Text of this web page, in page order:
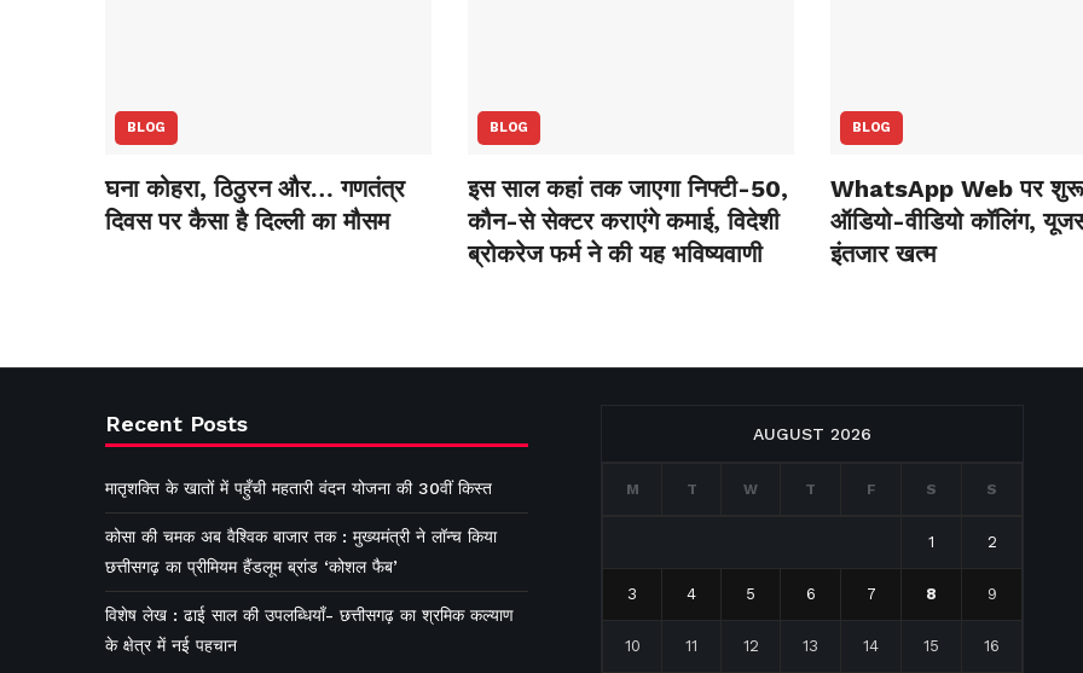
BLOG
घना कोहरा, ठिठुरन और… गणतंत्र
दिवस पर कैसा है दिल्ली का मौसम
BLOG
इस साल कहां तक जाएगा निफ्टी-50,
कौन-से सेक्‍टर कराएंगे कमाई, विदेशी
ब्रोकरेज फर्म ने की यह भविष्‍यवाणी
BLOG
WhatsApp Web पर
ऑडियो-वीडियो कॉलिंग,
इंतजार खत्म
Recent Posts
मातृशक्ति के खातों में पहुँची महतारी वंदन योजना की 30वीं किस्त
कोसा की चमक अब वैश्विक बाजार तक : मुख्यमंत्री ने लॉन्च किया
छत्तीसगढ़ का प्रीमियम हैंडलूम ब्रांड ‘कोशल फैब’
विशेष लेख : ढाई साल की उपलब्धियाँ- छत्तीसगढ़ का श्रमिक कल्याण
के क्षेत्र में नई पहचान
AUGUST 2026
M T W T F S S
1 2
3 4 5 6 7 8 9
10 11 12 13 14 15 16